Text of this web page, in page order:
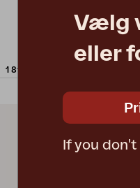
1 815 DKK
sofabord,
L140 W80
Vælg
eller
If you